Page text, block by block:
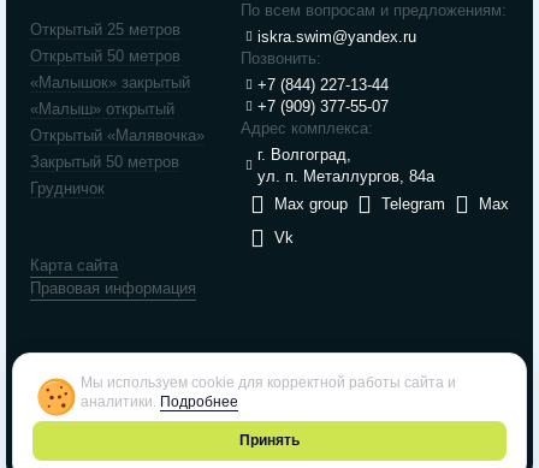
Открытый 25 метров
Открытый 50 метров
«Малышок» закрытый
«Малыш» открытый
Открытый «Малявочка»
Закрытый 50 метров
Грудничок
По всем вопросам и предложениям:
iskra.swim@yandex.ru
Позвонить:
+7 (844) 227-13-44
+7 (909) 377-55-07
Адрес комплекса:
г. Волгоград,
ул. п. Металлургов, 84а
Max group
Telegram
Max
Vk
Карта сайта
Правовая информация
Мы используем cookie для корректной работы сайта и
аналитики. Подробнее
Принять